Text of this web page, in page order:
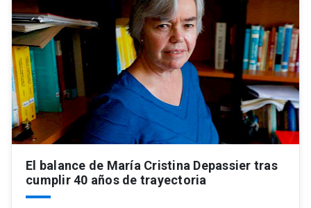
El balance de María Cristina Depassier tras
cumplir 40 años de trayectoria